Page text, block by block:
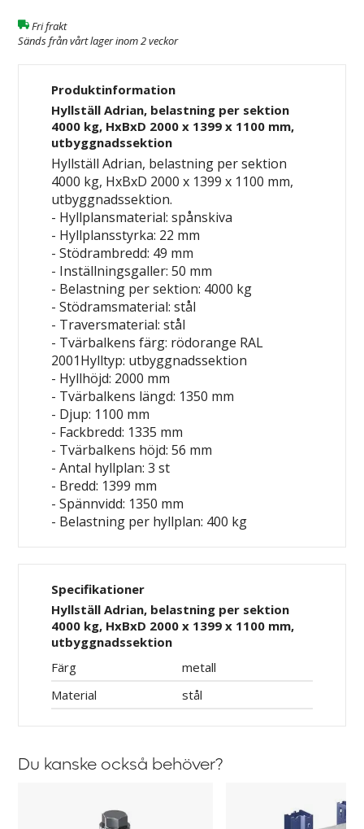
Fri frakt
Sänds från vårt lager inom 2 veckor
Produktinformation
Hyllställ Adrian, belastning per sektion
4000 kg, HxBxD 2000 x 1399 x 1100 mm,
utbyggnadssektion
Hyllställ Adrian, belastning per sektion
4000 kg, HxBxD 2000 x 1399 x 1100 mm,
utbyggnadssektion.
- Hyllplansmaterial: spånskiva
- Hyllplansstyrka: 22 mm
- Stödrambredd: 49 mm
- Inställningsgaller: 50 mm
- Belastning per sektion: 4000 kg
- Stödramsmaterial: stål
- Traversmaterial: stål
- Tvärbalkens färg: rödorange RAL
2001Hylltyp: utbyggnadssektion
- Hyllhöjd: 2000 mm
- Tvärbalkens längd: 1350 mm
- Djup: 1100 mm
- Fackbredd: 1335 mm
- Tvärbalkens höjd: 56 mm
- Antal hyllplan: 3 st
- Bredd: 1399 mm
- Spännvidd: 1350 mm
- Belastning per hyllplan: 400 kg
Specifikationer
Hyllställ Adrian, belastning per sektion
4000 kg, HxBxD 2000 x 1399 x 1100 mm,
utbyggnadssektion
Färg
metall
Material
stål
Du kanske också behöver?